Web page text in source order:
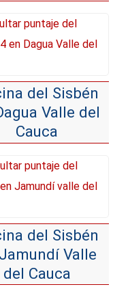
del Sisbén
Valle del
Cauca
del Sisbén
Valle
del Cauca